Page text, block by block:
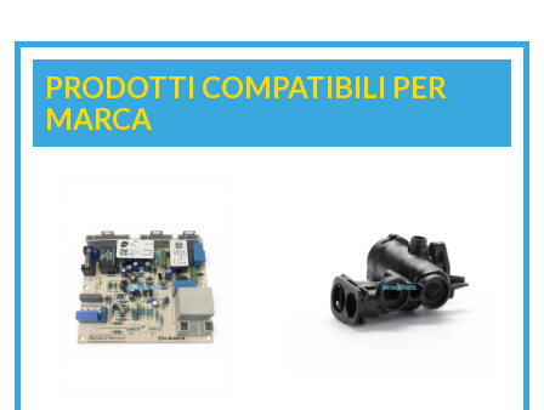
PRODOTTI COMPATIBILI PER
MARCA